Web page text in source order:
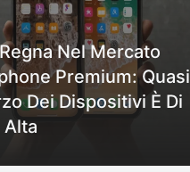
Nel Mercato
Premium: Quasi
Dei Dispositivi È Di
Alta